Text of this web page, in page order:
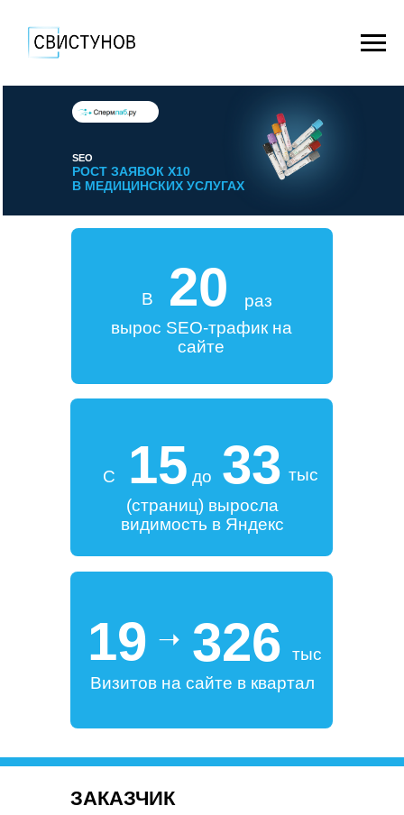
С
до
(страниц) выросла
видимость в Яндекс
ЗАКАЗЧИК
РОСТ ЗАЯВОК Х10
В МЕДИЦИНСКИХ УСЛУГАХ
SEO
33
вырос SEO-трафик на
сайте
тыс
19
Визитов на сайте в квартал
В раз
тыс
➝
15
326
20